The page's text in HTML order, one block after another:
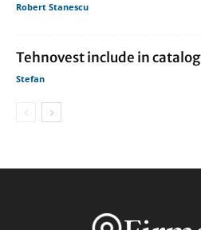
Robert Stanescu
Tehnovest include in
Stefan